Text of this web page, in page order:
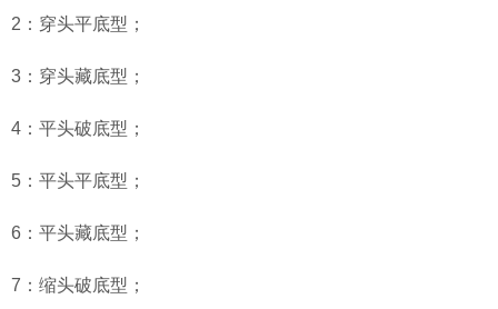
2：穿头平底型；
3：穿头藏底型；
4：平头破底型；
5：平头平底型；
6：平头藏底型；
7：缩头破底型；